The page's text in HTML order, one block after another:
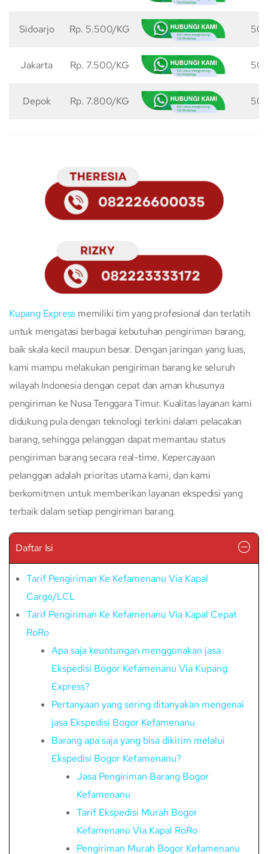
Sidoarjo Rp. 5.500/KG 50
Jakarta Rp. 7.500/KG 50
Depok Rp. 7.800/KG 50
Kupang Express memiliki tim yang profesional dan terlatih
untuk mengatasi berbagai kebutuhan pengiriman barang,
baik skala kecil maupun besar. Dengan jaringan yang luas,
kami mampu melakukan pengiriman barang ke seluruh
wilayah Indonesia dengan cepat dan aman khusunya
pengiriman ke Nusa Tenggara Timur. Kualitas layanan kami
didukung pula dengan teknologi terkini dalam pelacakan
barang, sehingga pelanggan dapat memantau status
pengiriman barang secara real-time. Kepercayaan
pelanggan adalah prioritas utama kami, dan kami
berkomitmen untuk memberikan layanan ekspedisi yang
terbaik dalam setiap pengiriman barang.
Daftar Isi
Tarif Pengiriman Ke Kefamenanu Via Kapal
Cargo/LCL
Tarif Pengiriman Ke Kefamenanu Via Kapal Cepat
RoRo
Apa saja keuntungan menggunakan jasa
Ekspedisi Bogor Kefamenanu Via Kupang
Express?
Pertanyaan yang sering ditanyakan mengenai
jasa Ekspedisi Bogor Kefamenanu
Barang apa saja yang bisa dikirim melalui
Ekspedisi Bogor Kefamenanu?
Jasa Pengiriman Barang Bogor
Kefamenanu
Tarif Ekspedisi Murah Bogor
Kefamenanu Via Kapal RoRo
Pengiriman Murah Bogor Kefamenanu